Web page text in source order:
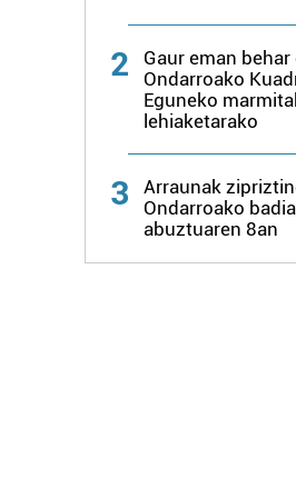
2
Gaur eman behar
Ondarroako
Eguneko
lehiaketarako
3
Arraunak
Ondarroako badia
abuztuaren 8an